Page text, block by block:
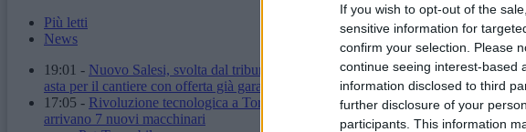
If you wish to opt-out of the
sensitive information for
confirm your selection. Please
continue seeing interest-based
information disclosed to third
further disclosure of your
participants. This information
Più letti
News
19:01 - Nuovo Salesi, svolta dal tribunale:
asta per il cantiere con offerta già garantita
17:05 - Rivoluzione tecnologica a Torrette:
arrivano 7 nuovi macchinari